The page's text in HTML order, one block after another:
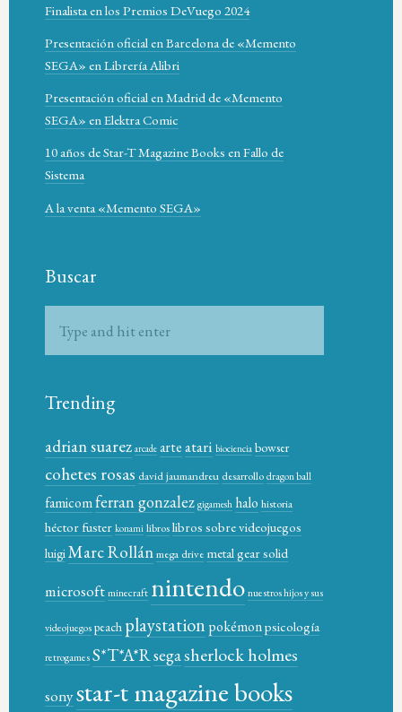
Finalista en los Premios DeVuego 2024
Presentación oficial en Barcelona de «Memento
SEGA» en Librería Alibri
Presentación oficial en Madrid de «Memento
SEGA» en Elektra Comic
10 años de Star-T Magazine Books en Fallo de
Sistema
A la venta «Memento SEGA»
Buscar
Trending
adrian suarez arcade arteatari biociencia bowser
cohetes rosas david jaumandreu desarrollodragon ball
famicomferran gonzalez gigamesh halo historia
héctor fuster konami libroslibros sobre videojuegos
luigiMarc Rollánmega drive metal gear solid
microsoftminecraft nintendonuestros hijos y sus
videojuegospeach playstationpokémonpsicología
retrogamesS*T*A*Rsegasherlock holmes
sonystar-t magazine books